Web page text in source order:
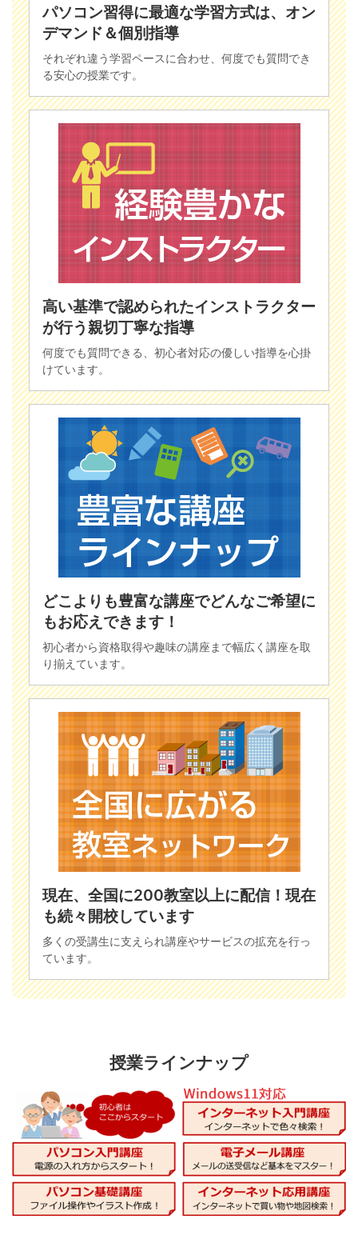
パソコン習得に最適な学習方式は、オン
デマンド＆個別指導
それぞれ違う学習ペースに合わせ、何度でも質問でき
る安心の授業です。
高い基準で認められたインストラクター
が行う親切丁寧な指導
何度でも質問できる、初心者対応の優しい指導を心掛
けています。
どこよりも豊富な講座でどんなご希望に
もお応えできます！
初心者から資格取得や趣味の講座まで幅広く講座を取
り揃えています。
現在、全国に200教室以上に配信！現在
も続々開校しています
多くの受講生に支えられ講座やサービスの拡充を行っ
ています。
授業ラインナップ